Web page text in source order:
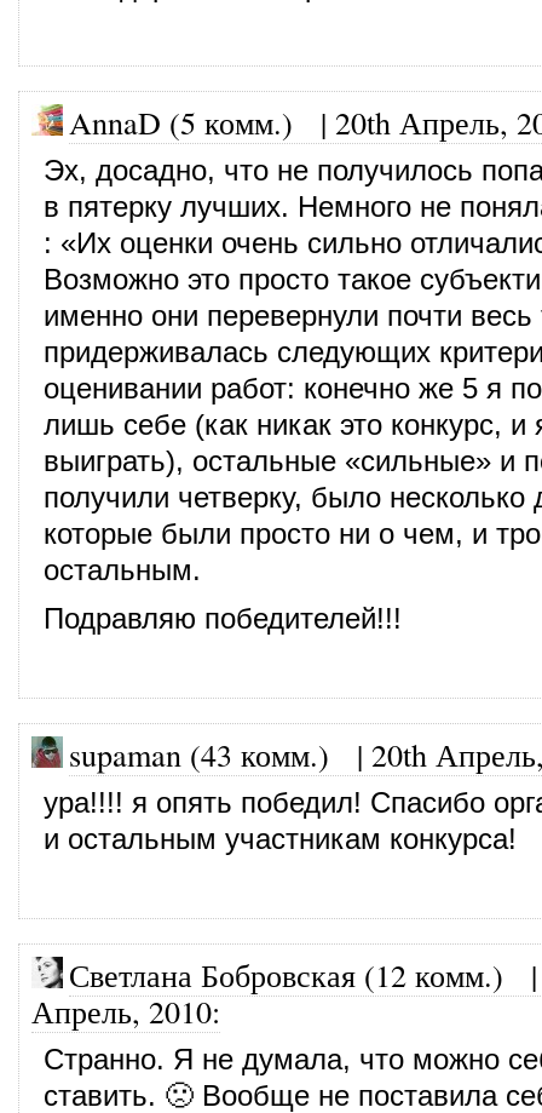
AnnaD (5 комм.) | 20th Апрель,
Эх, досадно, что не получилось
в пятерку лучших. Немного не
: «Их оценки очень сильно
Возможно это просто такое
именно они перевернули почти
придерживалась следующих
оценивании работ: конечно же 5 я
лишь себе (как никак это конкурс, и
выиграть), остальные «сильные» и
получили четверку, было несколько
которые были просто ни о чем, и
остальным.
Подравляю победителей!!!
supaman (43 комм.) | 20th
ура!!!! я опять победил! Спасибо
и остальным участникам конкурса!
Светлана Бобровская (12 комм.)
Апрель, 2010:
Странно. Я не думала, что можно
ставить. 🙁 Вообще не поставила